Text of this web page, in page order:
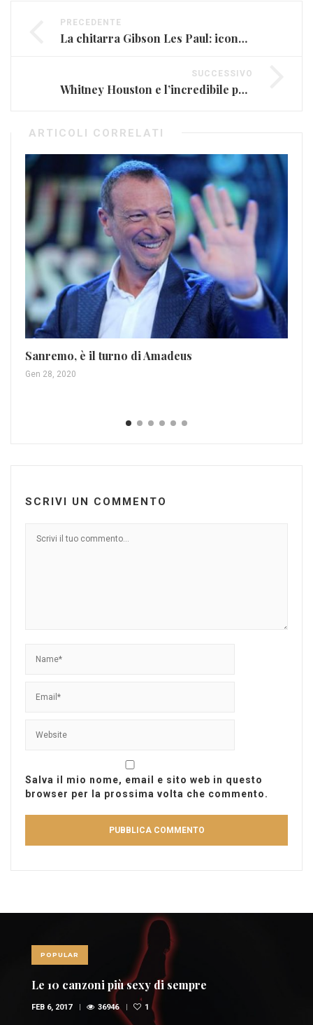
PRECEDENTE
La chitarra Gibson Les Paul: icona del rock e del blues
SUCCESSIVO
Whitney Houston e l’incredibile potenza vocale
ARTICOLI CORRELATI
Sanremo, è il turno di Amadeus
Gen 28, 2020
SCRIVI UN COMMENTO
Salva il mio nome, email e sito web in questo
browser per la prossima volta che commento.
POPULAR
Le 10 canzoni più sexy di sempre
FEB 6, 2017 36946 1